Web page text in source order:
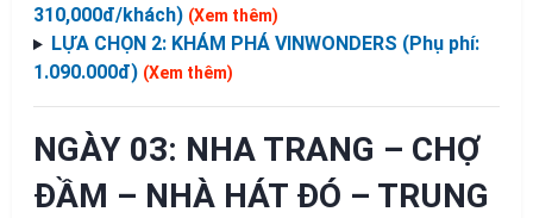
310,000đ/khách) (Xem thêm)
LỰA CHỌN 2: KHÁM PHÁ VINWONDERS (Phụ phí:
1.090.000đ) (Xem thêm)
NGÀY 03: NHA TRANG – CHỢ
ĐẦM – NHÀ HÁT ĐÓ – TRUNG